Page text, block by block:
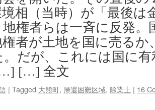
相（当時）が「最後は
権者らは一斉に反発。
者が土地を国に売る
。だが、これには国に
[…] 全文
| Tagged 大熊町, 帰還困難区域, 除染土 | 16